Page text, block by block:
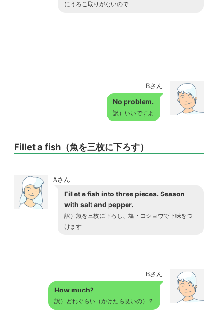
にうろこ取りがないので
Bさん
No problem.
訳）いいですよ
Fillet a fish（魚を三枚に下ろす）
Aさん
Fillet a fish into three pieces. Season
with salt and pepper.
訳）魚を三枚に下ろし、塩・コショウで下味をつ
けます
Bさん
How much?
訳）どれぐらい（かけたら良いの）？